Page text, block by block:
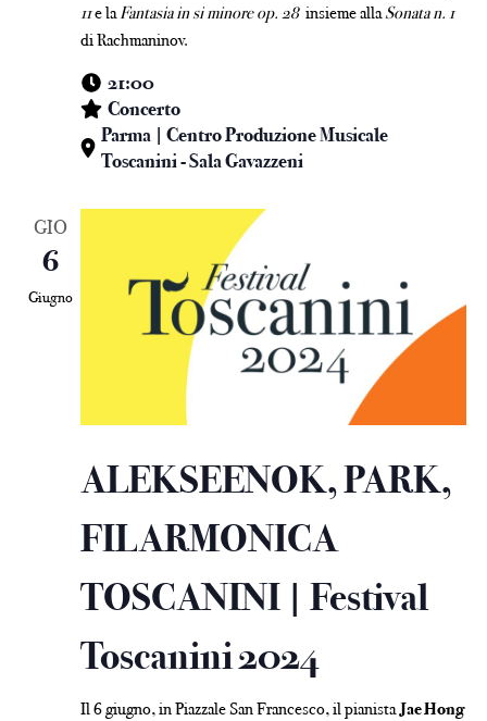
11e la Fantasia in si minore op. 28insieme alla Sonata n. 1
di Rachmaninov.
21:00
Concerto
Parma | Centro Produzione Musicale
Toscanini - Sala Gavazzeni
GIO
6
Giugno
ALEKSEENOK, PARK,
FILARMONICA
TOSCANINI | Festival
Toscanini 2024
Il 6 giugno, in Piazzale San Francesco, il pianistaJae Hong